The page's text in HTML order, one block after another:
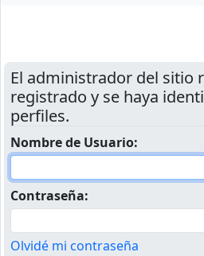
El administrador del sitio
registrado y se haya
perfiles.
Nombre de Usuario:
Contraseña:
Olvidé mi contraseña